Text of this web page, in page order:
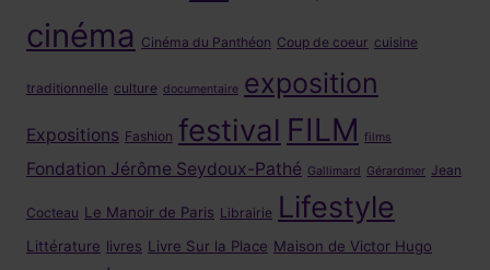
cinéma Cinéma du Panthéon Coup de coeur cuisine
traditionnelle culture documentaire exposition
Expositions Fashion festival FILM films
Fondation Jérôme Seydoux-Pathé Gallimard Gérardmer Jean
Cocteau Le Manoir de Paris Librairie Lifestyle
Littérature livres Livre Sur la Place Maison de Victor Hugo